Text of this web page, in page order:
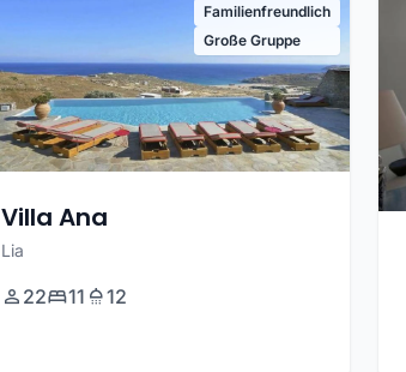
Familienfreundlich
Große Gruppe
Villa Ana
Lia
22 11 12